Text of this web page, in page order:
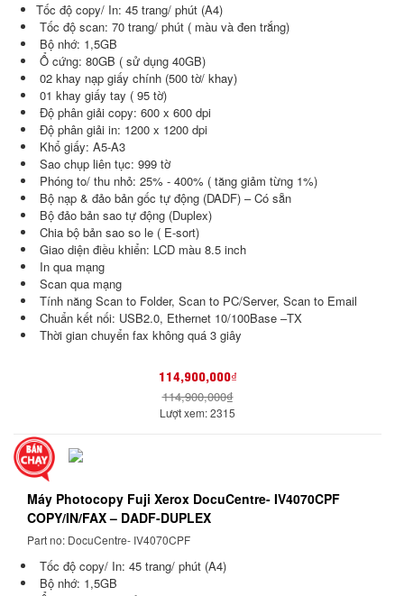
Tốc độ copy/ In: 45 trang/ phút (A4)
Tốc độ scan: 70 trang/ phút ( màu và đen trắng)
Bộ nhớ: 1,5GB
Ổ cứng: 80GB ( sử dụng 40GB)
02 khay nạp giấy chính (500 tờ/ khay)
01 khay giấy tay ( 95 tờ)
Độ phân giải copy: 600 x 600 dpi
Độ phân giải in: 1200 x 1200 dpi
Khổ giấy: A5-A3
Sao chụp liên tục: 999 tờ
Phóng to/ thu nhỏ: 25% - 400% ( tăng giảm từng 1%)
Bộ nạp & đảo bản gốc tự động (DADF) – Có sẵn
Bộ đảo bản sao tự động (Duplex)
Chia bộ bản sao so le ( E-sort)
Giao diện điều khiển: LCD màu 8.5 inch
In qua mạng
Scan qua mạng
Tính năng Scan to Folder, Scan to PC/Server, Scan to Email
Chuẩn kết nối: USB2.0, Ethernet 10/100Base –TX
Thời gian chuyển fax không quá 3 giây
114,900,000₫
114,900,000₫
Lượt xem: 2315
Máy Photocopy Fuji Xerox DocuCentre- IV4070CPF
COPY/IN/FAX – DADF-DUPLEX
Part no: DocuCentre- IV4070CPF
Tốc độ copy/ In: 45 trang/ phút (A4)
Bộ nhớ: 1,5GB